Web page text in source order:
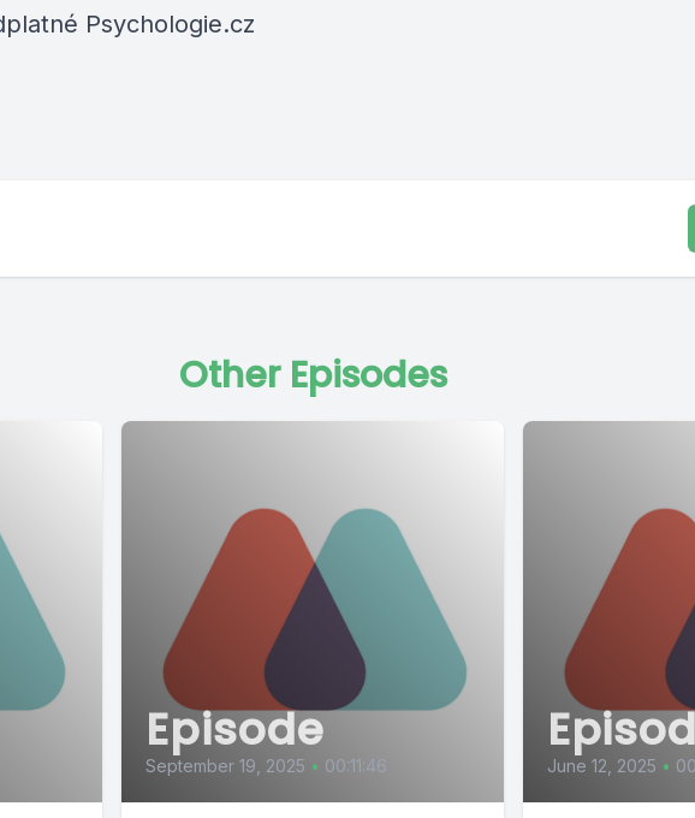
Psychologie.cz
Other Episodes
Episode
September 19, 2025 • 00:11:46 June 12, 2025 •